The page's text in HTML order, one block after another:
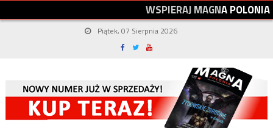
WSPIERAJMAGNAPOLONIA
Piątek, 07 Sierpnia 2026